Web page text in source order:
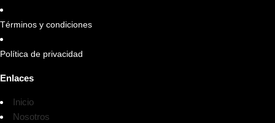
Términos y condiciones
Política de privacidad
Enlaces
Inicio
Nosotros